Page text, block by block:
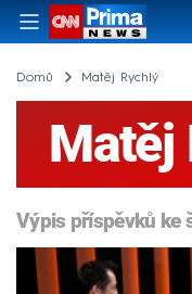
Domů Matěj Rychlý
Matěj
Výpis příspěvků ke